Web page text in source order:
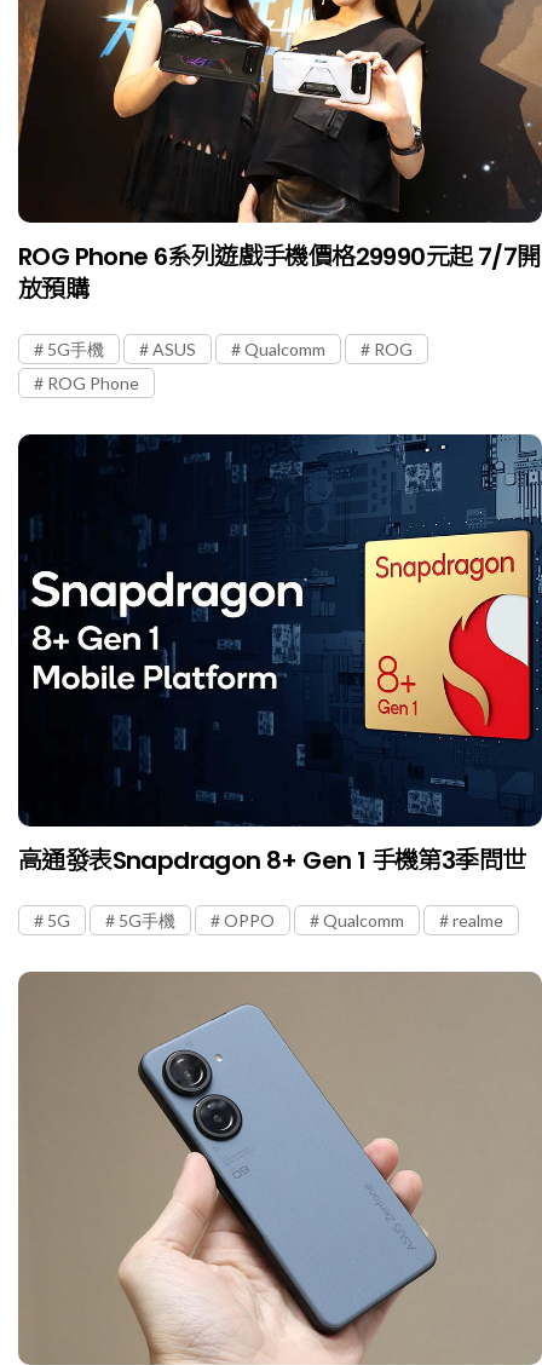
ROG Phone 6系列遊戲手機價格29990元起 7/7開
放預購
5G手機 ASUS Qualcomm
ROG
ROG Phone
高通發表Snapdragon 8+ Gen 1 手機第3季問世
5G 5G手機 OPPO Qualcomm realme